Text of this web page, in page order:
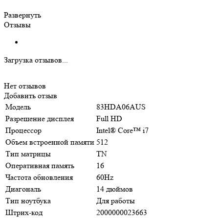
Развернуть
Отзывы
Загрузка отзывов...
Нет отзывов
Добавить отзыв
Модель
83HDA06AUS
Разрешение дисплея
Full HD
Процессор
Intеl® Сorе™ i7
Объем встроенной памяти 512
Тип матрицы
TN
Оперативная память
16
Частота обновления
60Hz
Диагональ
14 дюймов
Тип ноутбука
Для работы
Штрих-код
2000000023663